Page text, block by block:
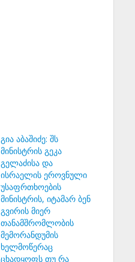
გია აბაშიძე: შს
მინისტრის გეკა
გელაძისა და
ისრაელის ეროვნული
უსაფრთხოების
მინისტრის, იტამარ ბენ
გვირის მიერ
თანამშრომლობის
მემორანდუმის
ხელმოწერაც
ცხადყოფს თუ რა